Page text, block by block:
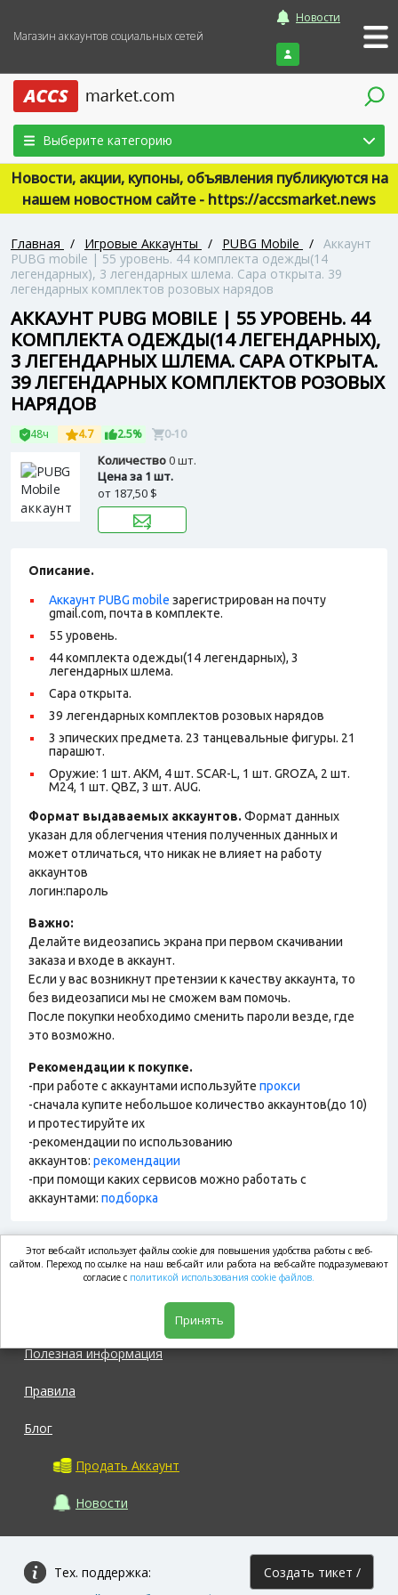
Магазин аккаунтов социальных сетей
Новости
Войти
Выберите категорию
Новости, акции, купоны, объявления публикуются на
нашем новостном сайте - https://accsmarket.news
Главная / Игровые Аккаунты / PUBG Mobile / Аккаунт
PUBG mobile | 55 уровень. 44 комплекта одежды(14
легендарных), 3 легендарных шлема. Сара открыта. 39
легендарных комплектов розовых нарядов
АККАУНТ PUBG MOBILE | 55 УРОВЕНЬ. 44
КОМПЛЕКТА ОДЕЖДЫ(14 ЛЕГЕНДАРНЫХ),
3 ЛЕГЕНДАРНЫХ ШЛЕМА. САРА ОТКРЫТА.
39 ЛЕГЕНДАРНЫХ КОМПЛЕКТОВ РОЗОВЫХ
НАРЯДОВ
48ч 4.7 2.5% 0-10
Количество0 шт.
Цена за 1 шт.
от 187,50 $
Описание.
Аккаунт PUBG mobile зарегистрирован на почту
gmail.com, почта в комплекте.
55 уровень.
44 комплекта одежды(14 легендарных), 3
легендарных шлема.
Сара открыта.
39 легендарных комплектов розовых нарядов
3 эпических предмета. 23 танцевальные фигуры. 21
парашют.
Оружие: 1 шт. АКМ, 4 шт. SCAR-L, 1 шт. GROZA, 2 шт.
M24, 1 шт. QBZ, 3 шт. AUG.
Формат выдаваемых аккаунтов. Формат данных
указан для облегчения чтения полученных данных и
может отличаться, что никак не влияет на работу
аккаунтов
логин:пароль
Важно:
Делайте видеозапись экрана при первом скачивании
заказа и входе в аккаунт.
Если у вас возникнут претензии к качеству аккаунта, то
без видеозаписи мы не сможем вам помочь.
После покупки необходимо сменить пароли везде, где
это возможно.
Рекомендации к покупке.
-при работе с аккаунтами используйте прокси
-сначала купите небольшое количество аккаунтов(до 10)
и протестируйте их
-рекомендации по использованию
аккаунтов: рекомендации
-при помощи каких сервисов можно работать с
аккаунтами: подборка
market.com
Полезная информация
Правила
Блог
Продать Аккаунт
Новости
Тех. поддержка:
Создать тикет /
Этот веб-сайт использует файлы cookie для повышения удобства работы с веб-
сайтом. Переход по ссылке на наш веб-сайт или работа на веб-сайте подразумевают
согласие с политикой использования cookie файлов.
Принять